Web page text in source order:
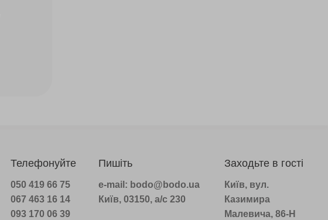
Телефонуйте
050 419 66 75
067 463 16 14
093 170 06 39
Пишіть
e-mail: bodo@bodo.ua
Київ, 03150, а/с 230
Заходьте в гості
Київ, вул.
Казимира
Малевича, 86-Н